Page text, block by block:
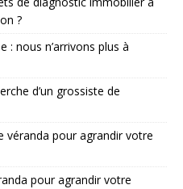
?
: nous n’arrivons plus à
d’un grossiste de
véranda pour agrandir votre
pour agrandir votre